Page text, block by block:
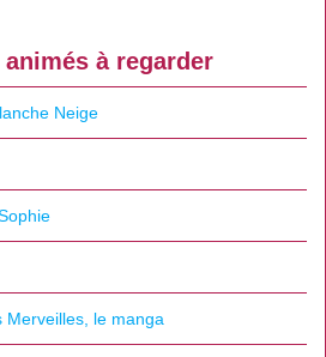
à regarder
Neige
Merveilles, le manga